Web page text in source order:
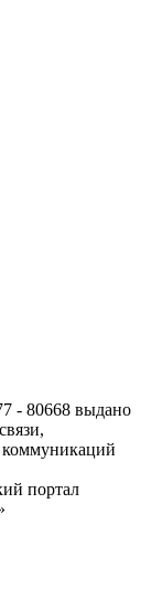
- 80668 выдано
портал